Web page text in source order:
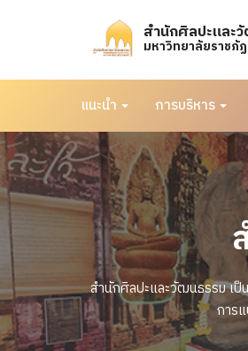
สำนักศิลปะและ
มหาวิทยาลัยราชภั
แนะนำ การบริหาร
สำนักศิลปะและวัฒนธรรม เ
การ